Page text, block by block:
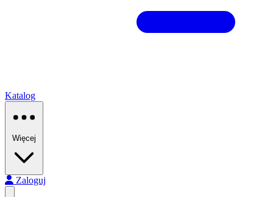
Katalog
Więcej
Zaloguj